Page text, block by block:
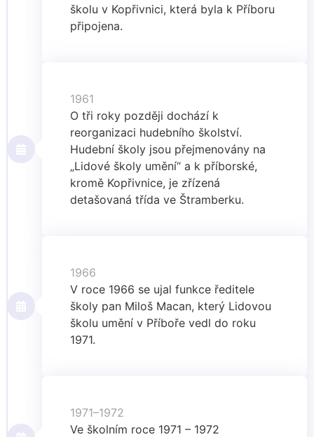
školu v Kopřivnici, která byla k Příboru
připojena.
1961
O tři roky později dochází k
reorganizaci hudebního školství.
Hudební školy jsou přejmenovány na
„Lidové školy umění“ a k příborské,
kromě Kopřivnice, je zřízená
detašovaná třída ve Štramberku.
1966
V roce 1966 se ujal funkce ředitele
školy pan Miloš Macan, který Lidovou
školu umění v Příboře vedl do roku
1971.
1971–1972
Ve školním roce 1971 – 1972